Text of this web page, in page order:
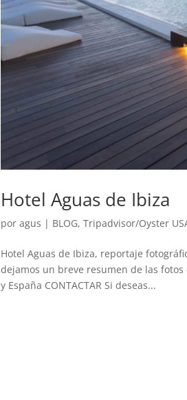
Hotel Aguas de Ibiza
poragus | BLOG,Tripadvisor/Oyster
Hotel Aguas de Ibiza, reportaje
dejamos un breve resumen de las
y España CONTACTAR Si deseas...